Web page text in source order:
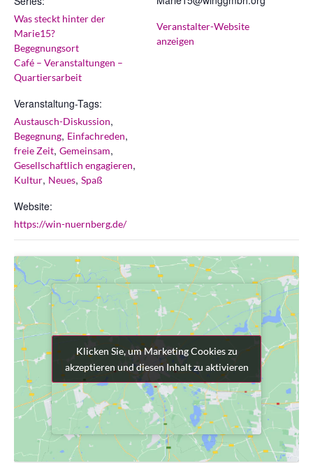
Was steckt hinter der
Marie15?
Begegnungsort
Café – Veranstaltungen –
Quartiersarbeit
Veranstaltung-Tags:
Austausch-Diskussion,
Begegnung, Einfachreden,
freie Zeit, Gemeinsam,
Gesellschaftlich engagieren,
Kultur, Neues, Spaß
Website:
https://win-nuernberg.de/
Veranstalter-Website
anzeigen
Klicken Sie, um Marketing Cookies zu
akzeptieren und diesen Inhalt zu aktivieren
Klicken Sie, um Marketing Cookies zu
akzeptieren und diesen Inhalt zu aktivieren